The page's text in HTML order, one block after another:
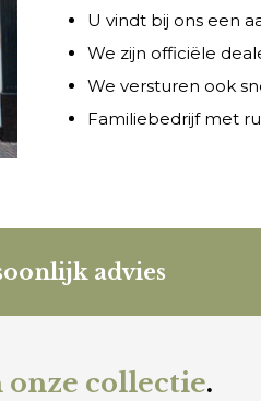
U vindt bij ons een
We zijn officiële
We versturen ook
Familiebedrijf met
advies
onze collectie.